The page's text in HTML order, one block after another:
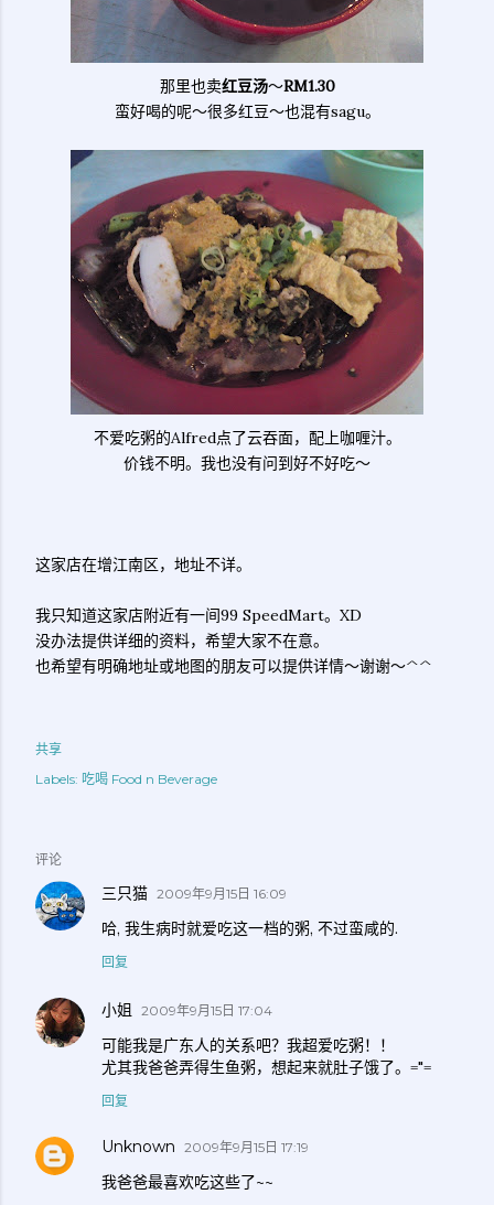
那里也卖红豆汤～RM1.30
蛮好喝的呢～很多红豆～也混有sagu。
不爱吃粥的Alfred点了云吞面，配上咖喱汁。
价钱不明。我也没有问到好不好吃～
这家店在增江南区，地址不详。
我只知道这家店附近有一间99 SpeedMart。XD
没办法提供详细的资料，希望大家不在意。
也希望有明确地址或地图的朋友可以提供详情～谢谢～^^
共享
Labels: 吃喝 Food n Beverage
评论
三只猫 2009年9月15日 16:09
哈, 我生病时就爱吃这一档的粥, 不过蛮咸的.
回复
小姐 2009年9月15日 17:04
可能我是广东人的关系吧？我超爱吃粥！！
尤其我爸爸弄得生鱼粥，想起来就肚子饿了。="=
回复
Unknown 2009年9月15日 17:19
我爸爸最喜欢吃这些了~~